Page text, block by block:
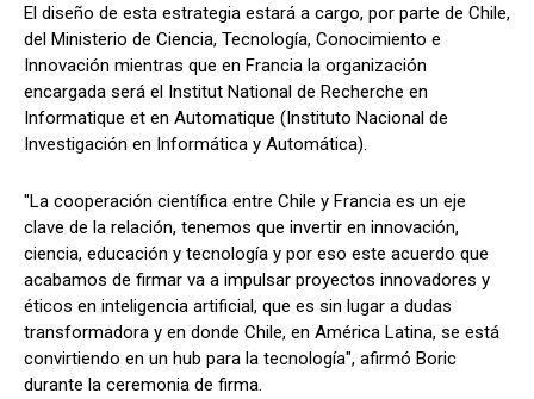
El diseño de esta estrategia estará a cargo, por parte de Chile,
del Ministerio de Ciencia, Tecnología, Conocimiento e
Innovación mientras que en Francia la organización
encargada será el Institut National de Recherche en
Informatique et en Automatique (Instituto Nacional de
Investigación en Informática y Automática).
"La cooperación científica entre Chile y Francia es un eje
clave de la relación, tenemos que invertir en innovación,
ciencia, educación y tecnología y por eso este acuerdo que
acabamos de firmar va a impulsar proyectos innovadores y
éticos en inteligencia artificial, que es sin lugar a dudas
transformadora y en donde Chile, en América Latina, se está
convirtiendo en un hub para la tecnología", afirmó Boric
durante la ceremonia de firma.